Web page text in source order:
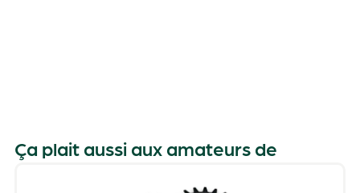
Ça plait aussi aux amateurs de